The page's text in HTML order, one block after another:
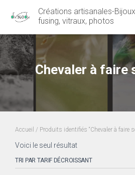
Créations artisanales-
fusing, vitraux, photos
Chevaler à faire
Accueil / Produits identifiés “Chevaler à faire
Voici le seul résultat